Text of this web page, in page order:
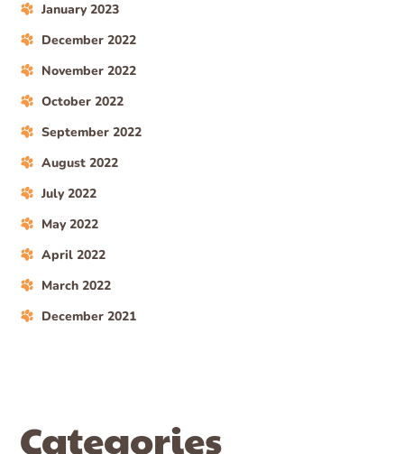
January 2023
December 2022
November 2022
October 2022
September 2022
August 2022
July 2022
May 2022
April 2022
March 2022
December 2021
Categories